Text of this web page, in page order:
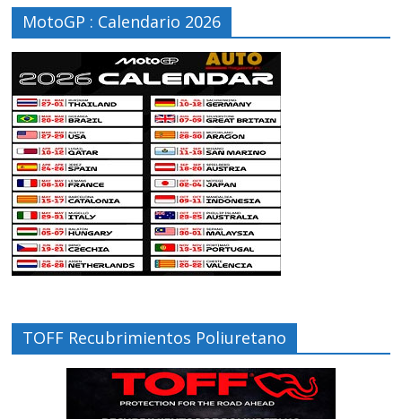
MotoGP : Calendario 2026
TOFF Recubrimientos Poliuretano